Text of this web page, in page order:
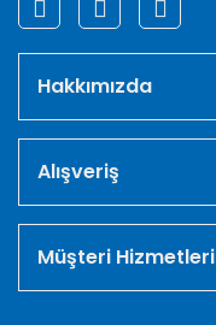
Hakkımızda
Alışveriş
Müşteri Hizmetleri